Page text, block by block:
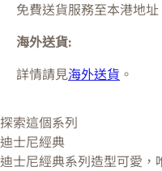
免費送貨服務至本港地址
海外送貨:
詳情請見海外送貨 。
探索這個系列
迪士尼經典
迪士尼經典系列造型可愛，